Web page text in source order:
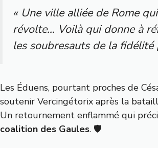
« Une ville alliée de Rome
révolte… Voilà qui donne à
les soubresauts de la fidélité
Les Éduens, pourtant proches de
soutenir Vercingétorix après la
Un retournement enflammé qui
coalition des Gaules. 🛡️